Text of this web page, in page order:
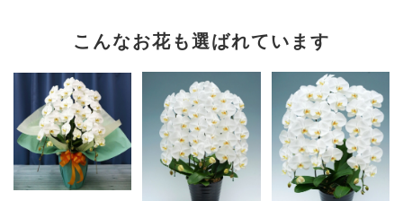
こんなお花も選ばれています